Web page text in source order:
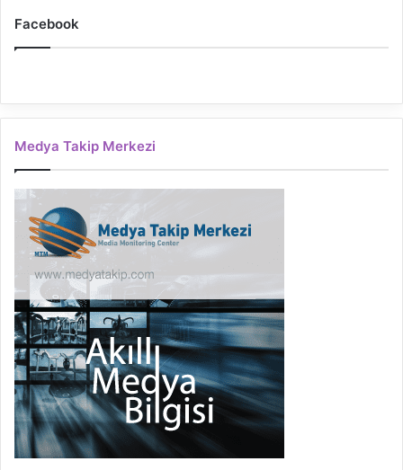
Facebook
Medya Takip Merkezi